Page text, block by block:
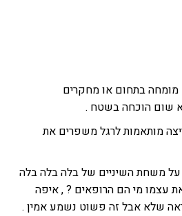
בתחום או מחקרים
שום הוכחה בשטח .
מותאמות לרגל משפרים את
על משחת השיניים של בלה בלה בלה
עצמו מי הם הרופאים ? , איפה
שלא אבל זה פשוט נשמע אמין .